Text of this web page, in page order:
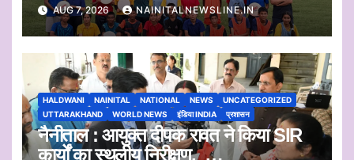
AUG 7, 2026 NAINITALNEWSLINE.IN
HALDWANI NAINITAL NATIONAL NEWS
UNCATEGORIZED
UTTARAKHAND
WORLD NEWS इंडिया INDIA प्रशासन
नैनीताल : आयुक्त दीपक रावत ने किया SIR
कार्यों का स्थलीय निरीक्षण.